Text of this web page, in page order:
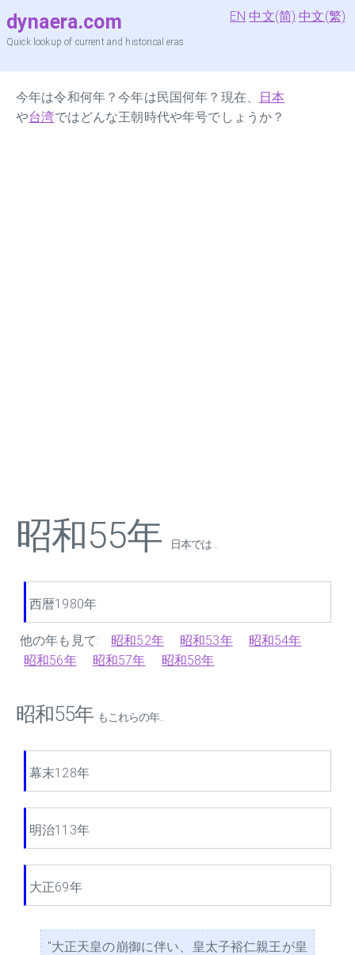
dynaera.com
Quick lookup of current and historical eras
EN 中文(简) 中文(繁)
今年は令和何年？今年は民国何年？現在、
日本
や台湾ではどんな王朝時代や年号でしょうか？
昭和55年 日本では ...
西暦1980年
他の年も見て: 昭和52年 昭和53年
昭和54年
昭和56年
昭和57年 昭和58年
昭和55年 もこれらの年...
幕末128年
明治113年
大正69年
"大正天皇の崩御に伴い、皇太子裕仁親王が皇